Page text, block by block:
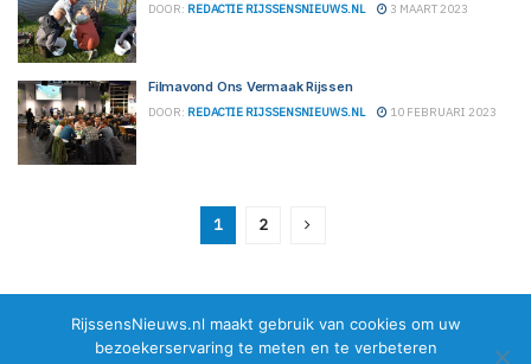
DOOR: REDACTIE RIJSSENSNIEUWS.NL 3 MAART 2023
Filmavond Ons Vermaak Rijssen
DOOR: REDACTIE RIJSSENSNIEUWS.NL 10 FEBRUARI 2023
1 2
© 2026 RijssensNieuws.nl
RijssensNieuws.nl maakt gebruik van cookies om uw
bezoekerservaring te meten en te verbeteren